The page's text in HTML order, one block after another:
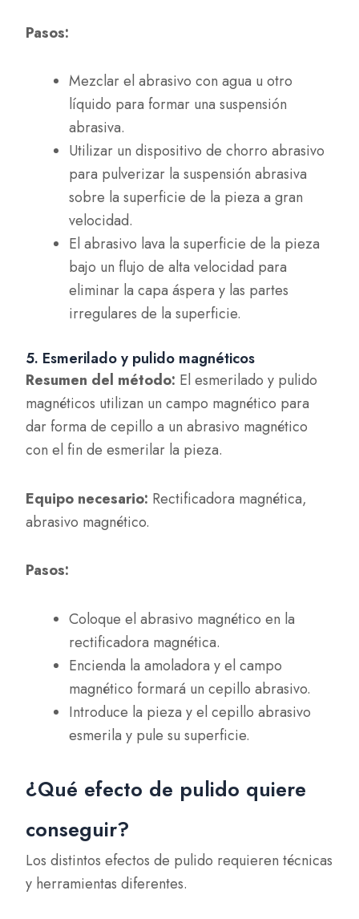
Pasos:
Mezclar el abrasivo con agua u otro
líquido para formar una suspensión
abrasiva.
Utilizar un dispositivo de chorro abrasivo
para pulverizar la suspensión abrasiva
sobre la superficie de la pieza a gran
velocidad.
El abrasivo lava la superficie de la pieza
bajo un flujo de alta velocidad para
eliminar la capa áspera y las partes
irregulares de la superficie.
5. Esmerilado y pulido magnéticos
Resumen del método: El esmerilado y pulido
magnéticos utilizan un campo magnético para
dar forma de cepillo a un abrasivo magnético
con el fin de esmerilar la pieza.
Equipo necesario: Rectificadora magnética,
abrasivo magnético.
Pasos:
Coloque el abrasivo magnético en la
rectificadora magnética.
Encienda la amoladora y el campo
magnético formará un cepillo abrasivo.
Introduce la pieza y el cepillo abrasivo
esmerila y pule su superficie.
¿Qué efecto de pulido quiere
conseguir?
Los distintos efectos de pulido requieren técnicas
y herramientas diferentes.